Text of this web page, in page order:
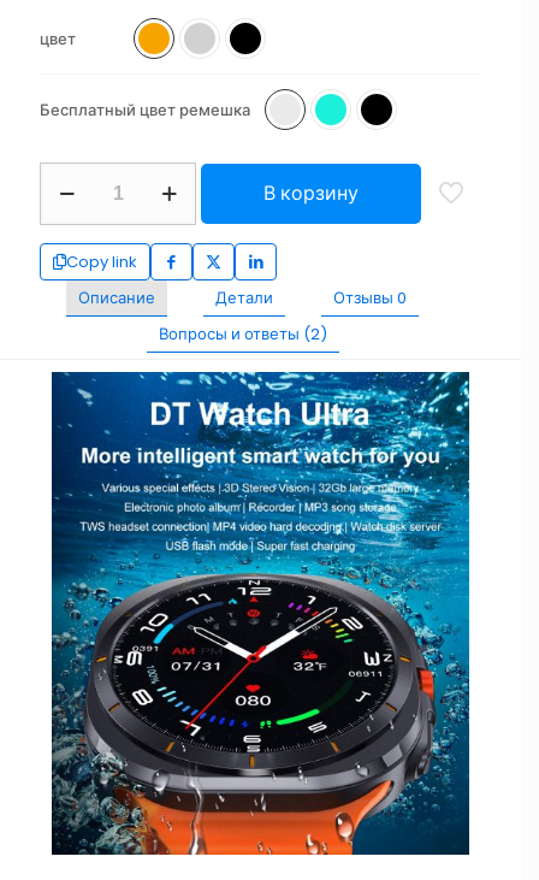
цвет
Бесплатный цвет ремешка
В корзину
Copy link
Описание
Детали Отзывы 0
Вопросы и ответы (2)